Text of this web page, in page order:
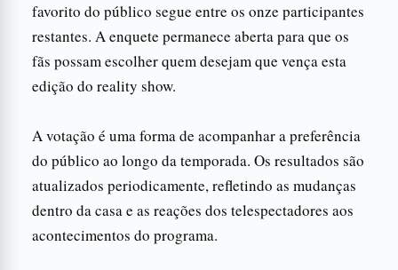
favorito do público segue entre os onze participantes
restantes. A enquete permanece aberta para que os
fãs possam escolher quem desejam que vença esta
edição do reality show.
A votação é uma forma de acompanhar a preferência
do público ao longo da temporada. Os resultados são
atualizados periodicamente, refletindo as mudanças
dentro da casa e as reações dos telespectadores aos
acontecimentos do programa.